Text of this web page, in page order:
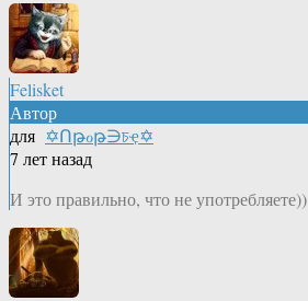
Felisket
Автор
для ✡Ոթℴթ∋চҿ✡
7 лет назад
И это правильно, что не употребляете))